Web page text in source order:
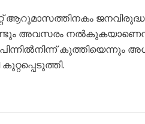
ജനവിരുദ്ധ
വീണ്ടും അവസരം
കുത്തിയെന്നും